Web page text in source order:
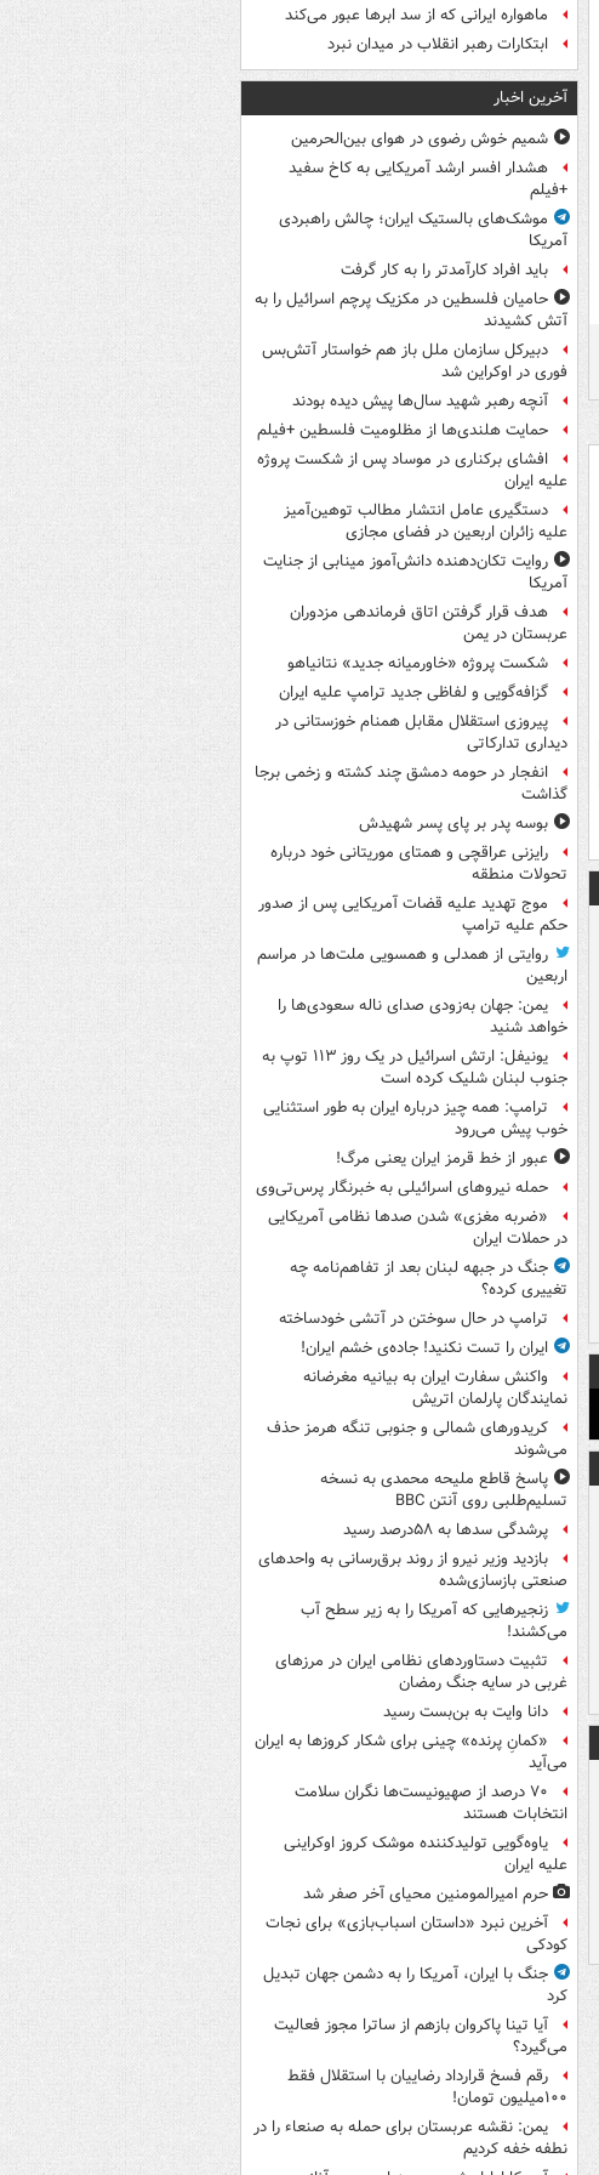
ماهواره ایرانی که از سد ابرها عبور می‌کند
ابتکارات رهبر انقلاب در میدان نبرد
آخرین اخبار
شمیم خوش رضوی در هوای بین‌الحرمین
هشدار افسر ارشد آمریکایی به کاخ سفید
+فیلم
موشک‌های بالستیک ایران؛ چالش راهبردی
آمریکا
باید افراد کارآمدتر را به کار گرفت
حامیان فلسطین در مکزیک پرچم اسرائیل را به
آتش کشیدند
دبیرکل سازمان ملل باز هم خواستار آتش‌بس
فوری در اوکراین شد
آنچه رهبر شهید سال‌ها پیش دیده بودند
حمایت هلندی‌ها از مظلومیت فلسطین +فیلم
افشای برکناری در موساد پس از شکست پروژه
علیه ایران
دستگیری عامل انتشار مطالب توهین‌آمیز
علیه زائران اربعین در فضای مجازی
روایت تکان‌دهنده دانش‌آموز مینابی از جنایت
آمریکا
هدف قرار گرفتن اتاق‌ فرماندهی مزدوران
عربستان در یمن
شکست پروژه «خاورمیانه جدید» نتانیاهو
گزافه‌گویی و لفاظی جدید ترامپ علیه ایران
پیروزی استقلال مقابل همنام خوزستانی در
دیداری تدارکاتی
انفجار در حومه دمشق چند کشته و زخمی برجا
گذاشت
بوسه‌ پدر بر پای پسر شهیدش
رایزنی عراقچی و همتای موریتانی خود درباره
تحولات منطقه
موج تهدید علیه قضات آمریکایی پس از صدور
حکم علیه ترامپ
روایتی از همدلی و همسویی ملت‌ها در مراسم
اربعین
یمن: جهان به‌زودی صدای ناله سعودی‌ها را
خواهد شنید
یونیفل: ارتش اسرائیل در یک روز ۱۱۳ توپ به
جنوب لبنان شلیک کرده است
ترامپ: همه چیز درباره ایران به طور استثنایی
خوب پیش می‌رود
عبور از خط قرمز ایران یعنی مرگ!
حمله نیروهای اسرائیلی به خبرنگار پرس‌تی‌وی
«ضربه مغزی» شدن صدها نظامی آمریکایی
در حملات ایران
جنگ در جبهه لبنان بعد از تفاهم‌نامه چه
تغییری کرده؟
ترامپ در حال سوختن در آتشی خودساخته
ایران را تست نکنید! جاده‌ی خشم ایران!
واکنش سفارت ایران به بیانیه مغرضانه
نمایندگان پارلمان اتریش
کریدورهای شمالی و جنوبی تنگه هرمز حذف
می‌شوند
پاسخ قاطع ملیحه محمدی به نسخه
تسلیم‌طلبی روی آنتن BBC
پرشدگی سدها به ۵۸درصد رسید
بازدید وزیر نیرو از روند برق‌رسانی به واحدهای
صنعتی بازسازی‌شده
زنجیرهایی که آمریکا را به زیر سطح آب
می‌کشند!
تثبیت دستاوردهای نظامی ایران در مرزهای
غربی در سایه جنگ رمضان
دانا وایت به بن‌بست رسید
«کمانِ پرنده» چینی برای شکار کروزها به ایران
می‌آید
۷۰ درصد از صهیونیست‌ها نگران سلامت
انتخابات هستند
یاوه‌گویی تولیدکننده موشک کروز اوکراینی
علیه ایران
حرم امیرالمومنین محیای آخر صفر شد
آخرین نبرد «داستان اسباب‌بازی» برای نجات
کودکی
جنگ با ایران، آمریکا را به دشمن جهان تبدیل
کرد
آیا تینا پاکروان بازهم از ساترا مجوز فعالیت
می‌گیرد؟
رقم فسخ قرارداد رضاییان با استقلال فقط
۱۰۰میلیون تومان!
یمن: نقشه عربستان برای حمله به صنعاء را در
نطفه خفه کردیم